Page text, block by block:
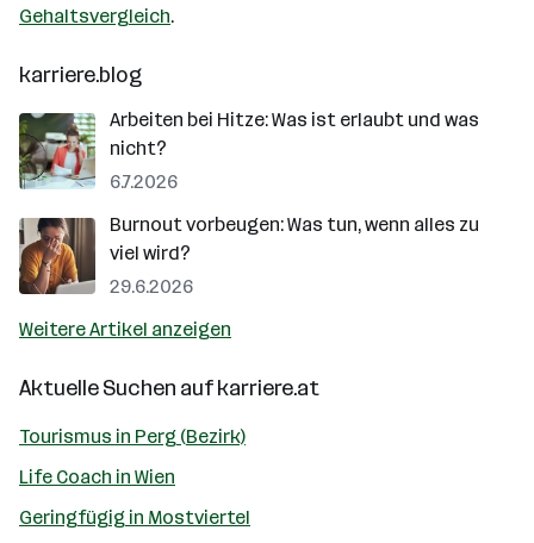
Gehaltsvergleich.
karriere.blog
Arbeiten bei Hitze: Was ist erlaubt und was
nicht?
6.7.2026
Burnout vorbeugen: Was tun, wenn alles zu
viel wird?
29.6.2026
Weitere Artikel anzeigen
Aktuelle Suchen aufkarriere.at
Tourismus in Perg (Bezirk)
Life Coach in Wien
Geringfügig in Mostviertel